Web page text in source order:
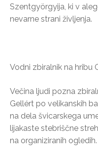
Szentgyörgyija, ki v
nevarne strani življenja.
Vodni zbiralnik na hribu
Večina ljudi pozna
Gellért po velikanskih
na dela švicarskega
lijakaste stebriščne
na organiziranih ogledih.